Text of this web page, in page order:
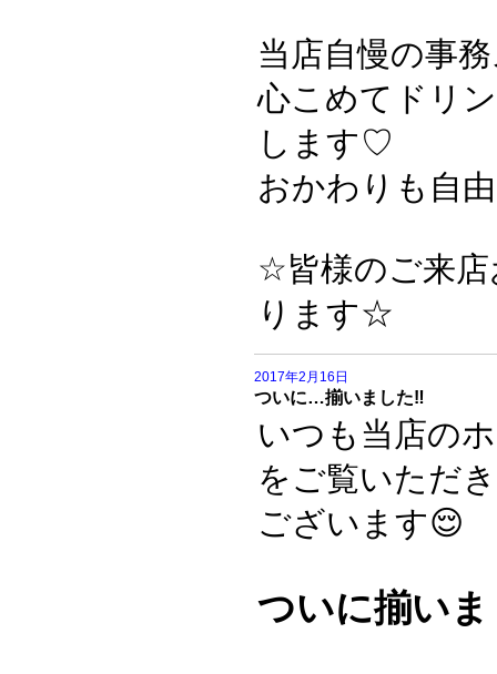
当店自慢の事
心こめてドリ
します♡
おかわりも自
☆皆様のご来
ります☆
2017年2月16日
ついに…揃いました‼️
いつも当店の
をご覧いただ
ございます😌
ついに揃い